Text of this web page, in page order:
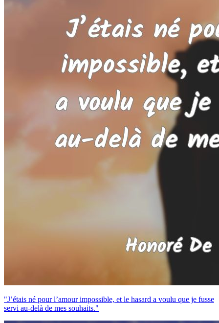
"J’étais né pour l’amour impossible, et le hasard a voulu que je fusse
servi au-delà de mes souhaits."